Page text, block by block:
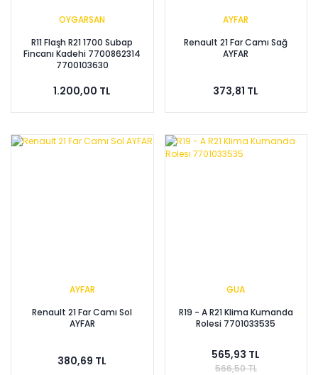
OYGARSAN
R11 Flaşh R21 1700 Subap
Fincanı Kadehi 7700862314
7700103630
1.200,00 TL
AYFAR
Renault 21 Far Camı Sağ
AYFAR
373,81 TL
AYFAR
Renault 21 Far Camı Sol
AYFAR
380,69 TL
GUA
R19 - A R21 Klima Kumanda
Rolesi 7701033535
565,93 TL
566,50 TL